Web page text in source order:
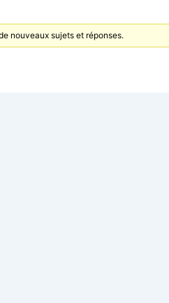
nouveaux sujets et réponses.